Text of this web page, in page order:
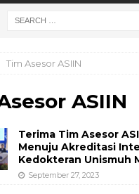
Tim Asesor ASIIN
ASIIN
Terima Tim Asesor
Menuju Akreditasi
Kedokteran Unismuh
September 27, 2023